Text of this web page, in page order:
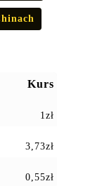
Kurs
1zł
3,73zł
0,55zł